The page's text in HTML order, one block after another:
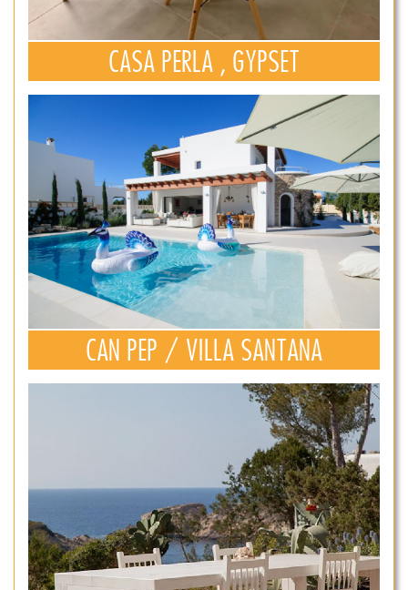
CASA PERLA , GYPSET
CAN PEP / VILLA SANTANA